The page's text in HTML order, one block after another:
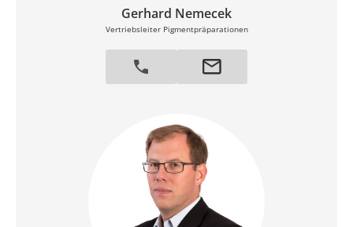
Gerhard Nemecek
Vertriebsleiter Pigmentpräparationen